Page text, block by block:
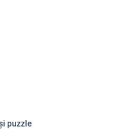
puzzle